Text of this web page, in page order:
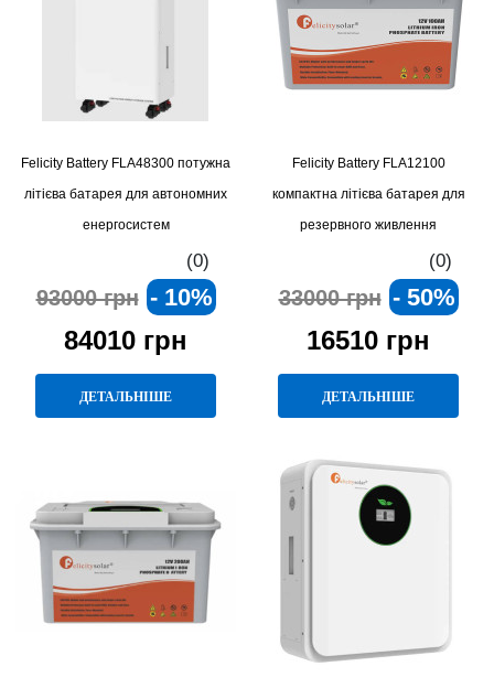
Felicity Battery FLA48300 потужна
літієва батарея для автономних
енергосистем
(0)
93000 грн - 10%
84010 грн
ДЕТАЛЬНІШЕ
Felicity Battery FLA12100
компактна літієва батарея для
резервного живлення
(0)
33000 грн - 50%
16510 грн
ДЕТАЛЬНІШЕ